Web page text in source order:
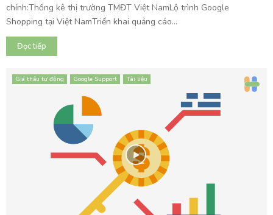
chính:Thống kê thị trường TMĐT Việt NamLộ trình Google
Shopping tại Việt NamTriển khai quảng cáo...
Đọc tiếp
Giá thầu tự động Google Support Tài liệu